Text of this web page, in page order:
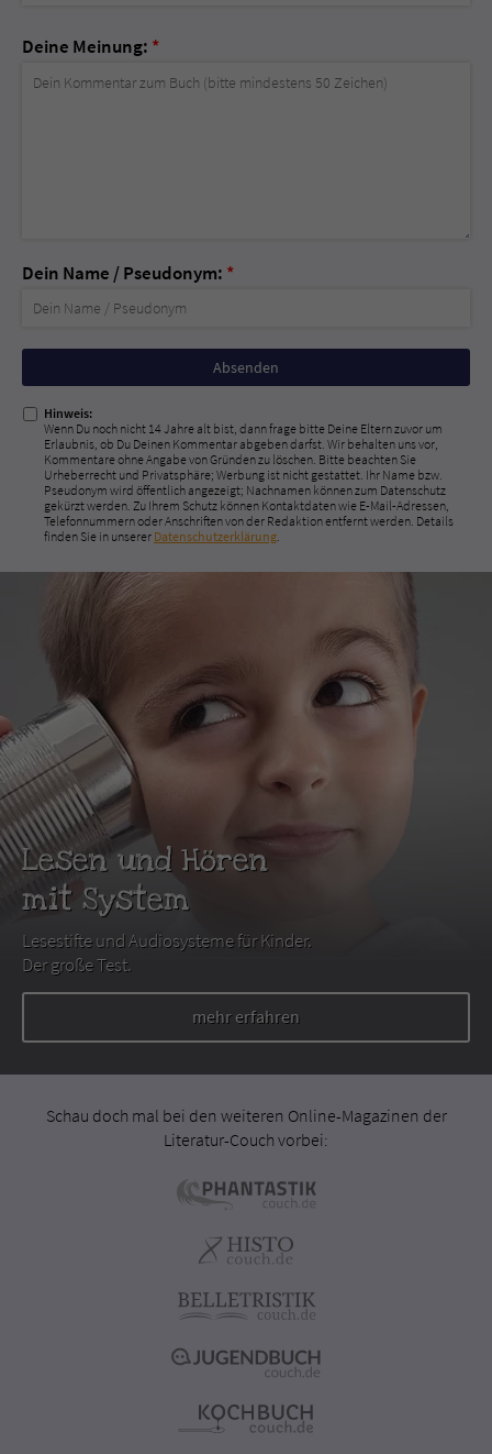
Deine Meinung: *
Dein Name / Pseudonym: *
Nicht
ausfüllen!
Hinweis:
Wenn Du noch nicht 14 Jahre alt bist, dann frage bitte Deine Eltern zuvor um
Erlaubnis, ob Du Deinen Kommentar abgeben darfst. Wir behalten uns vor,
Kommentare ohne Angabe von Gründen zu löschen. Bitte beachten Sie
Urheberrecht und Privatsphäre; Werbung ist nicht gestattet. Ihr Name bzw.
Pseudonym wird öffentlich angezeigt; Nachnamen können zum Datenschutz
gekürzt werden. Zu Ihrem Schutz können Kontaktdaten wie E-Mail-Adressen,
Telefonnummern oder Anschriften von der Redaktion entfernt werden. Details
finden Sie in unserer Datenschutzerklärung
Lesen und Hören
mit System
Lesestifte und Audiosysteme für Kinder.
Der große Test.
mehr erfahren
Schau doch mal bei den weiteren Online-Magazinen der
Literatur-Couch vorbei: